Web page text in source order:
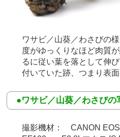
ワサビ／山葵／わさびの
度がゆっくりなほど肉質
るに従い葉を落として伸
付いていた跡、つまり表
●ワサビ／山葵／わさびの
撮影機材： CANON